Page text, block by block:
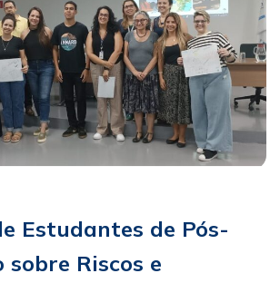
Estudantes de Pós-
sobre Riscos e